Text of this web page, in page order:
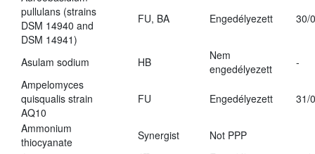
pullulans (strains
DSM 14940 and
DSM 14941)
FU, BA Engedélyezett 30/
Asulam sodium HB
Nem
engedélyezett
-
Ampelomyces
quisqualis strain
AQ10
FU Engedélyezett 31/
Ammonium
thiocyanate
Synergist
Not PPP